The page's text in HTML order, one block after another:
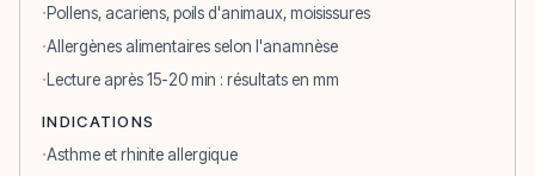
Pollens, acariens, poils d'animaux, moisissures
Allergènes alimentaires selon l'anamnèse
Lecture après 15-20 min : résultats en mm
INDICATIONS
Asthme et rhinite allergique